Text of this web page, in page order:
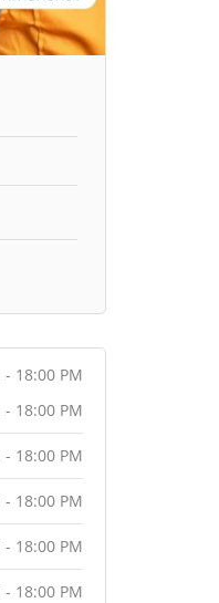
18:00 PM
18:00 PM
18:00 PM
18:00 PM
18:00 PM
18:00 PM